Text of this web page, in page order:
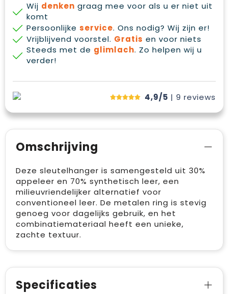
Wij denken graag mee voor als u er niet uit
komt
Persoonlijke service. Ons nodig? Wij zijn er!
Vrijblijvend voorstel. Gratis en voor niets
Steeds met de glimlach. Zo helpen wij u
verder!
4,9/5 | 9 reviews
Omschrijving
Deze sleutelhanger is samengesteld uit 30%
appeleer en 70% synthetisch leer, een
milieuvriendelijker alternatief voor
conventioneel leer. De metalen ring is stevig
genoeg voor dagelijks gebruik, en het
combinatiemateriaal heeft een unieke,
zachte textuur.
Specificaties